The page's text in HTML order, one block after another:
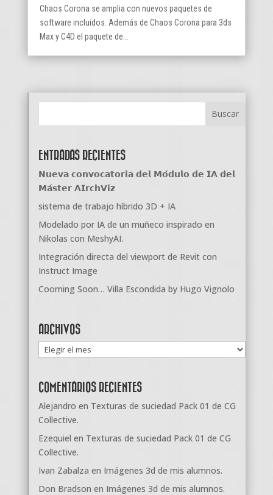
Chaos Corona se amplia con nuevos paquetes de
software incluidos. Además de Chaos Corona para 3ds
Max y C4D el paquete de...
ENTRADAS RECIENTES
𝗡𝘂𝗲𝘃𝗮 𝗰𝗼𝗻𝘃𝗼𝗰𝗮𝘁𝗼𝗿𝗶𝗮 𝗱𝗲𝗹 𝗠𝗼́𝗱𝘂𝗹𝗼 𝗱𝗲 𝗜𝗔 𝗱𝗲𝗹
𝗠𝗮́𝘀𝘁𝗲𝗿 𝗔𝗜𝗿𝗰𝗵𝗩𝗶𝘇
sistema de trabajo híbrido 3D + IA
Modelado por IA de un muñeco inspirado en
Nikolas con MeshyAI.
Integración directa del viewport de Revit con
Instruct Image
Cooming Soon… Villa Escondida by Hugo Vignolo
ARCHIVOS
Archivos
COMENTARIOS RECIENTES
Alejandro en Texturas de suciedad Pack 01 de CG
Collective.
Ezequiel en Texturas de suciedad Pack 01 de CG
Collective.
Ivan Zabalza en Imágenes 3d de mis alumnos.
Don Bradson en Imágenes 3d de mis alumnos.